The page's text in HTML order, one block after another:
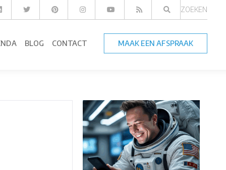
ZOEKEN
BLOG CONTACT MAAK EEN AFSPRAAK